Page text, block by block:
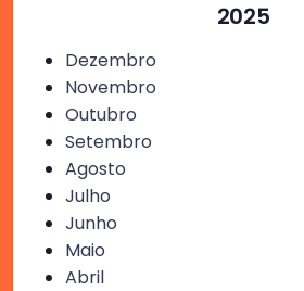
2025
Dezembro
Novembro
Outubro
Setembro
Agosto
Julho
Junho
Maio
Abril